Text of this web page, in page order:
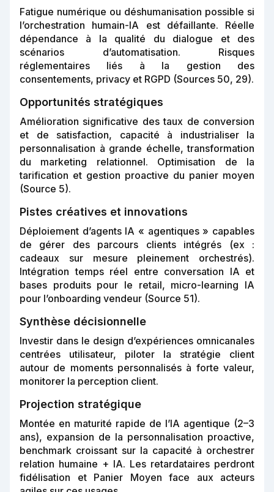
Fatigue numérique ou déshumanisation possible si
l’orchestration humain-IA est défaillante. Réelle
dépendance à la qualité du dialogue et des
scénarios d’automatisation. Risques
réglementaires liés à la gestion des
consentements, privacy et RGPD (Sources 50, 29).
Opportunités stratégiques
Amélioration significative des taux de conversion
et de satisfaction, capacité à industrialiser la
personnalisation à grande échelle, transformation
du marketing relationnel. Optimisation de la
tarification et gestion proactive du panier moyen
(Source 5).
Pistes créatives et innovations
Déploiement d’agents IA « agentiques » capables
de gérer des parcours clients intégrés (ex :
cadeaux sur mesure pleinement orchestrés).
Intégration temps réel entre conversation IA et
bases produits pour le retail, micro-learning IA
pour l’onboarding vendeur (Source 51).
Synthèse décisionnelle
Investir dans le design d’expériences omnicanales
centrées utilisateur, piloter la stratégie client
autour de moments personnalisés à forte valeur,
monitorer la perception client.
Projection stratégique
Montée en maturité rapide de l’IA agentique (2–3
ans), expansion de la personnalisation proactive,
benchmark croissant sur la capacité à orchestrer
relation humaine + IA. Les retardataires perdront
fidélisation et Panier Moyen face aux acteurs